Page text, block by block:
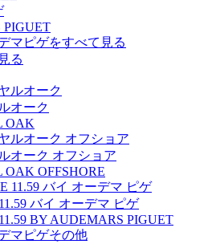
PIGUET
る
オーク
OAK
オーク オフショア
OAK OFFSHORE
バイ オーデマ ピゲ
BY AUDEMARS PIGUET